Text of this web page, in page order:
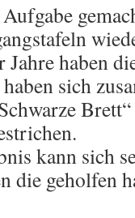
haben
sich
kann sich
die geholfen